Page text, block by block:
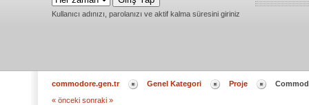
Kullanıcı adınızı, parolanızı ve aktif kalma süresini giriniz
commodore.gen.tr Genel Kategori Proje
« önceki sonraki »